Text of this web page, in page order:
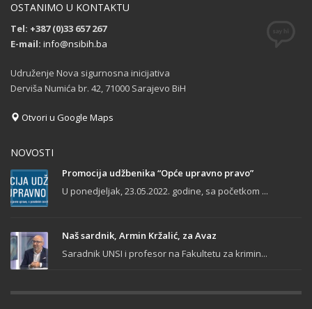
OSTANIMO U KONTAKTU
Tel: +387 (0)33 657 267
E-mail: info@nsibih.ba
Udruženje Nova sigurnosna inicijativa
Derviša Numića br. 42, 71000 Sarajevo BiH
Otvori u Google Maps
NOVOSTI
Promocija udžbenika “Opće upravno pravo”
U ponedjeljak, 23.05.2022. godine, sa početkom ...
Naš sardnik, Armin Kržalić, za Avaz
Saradnik UNSI i profesor na Fakultetu za krimin...